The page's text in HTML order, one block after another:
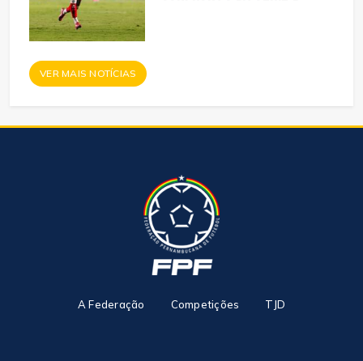
VER MAIS NOTÍCIAS
A Federação Competições TJD